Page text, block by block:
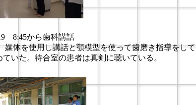
19 8:45から歯科講話
媒体を使用し講話と顎模型を使って歯磨き指導をして
いた。待合室の患者は真剣に聴いている。